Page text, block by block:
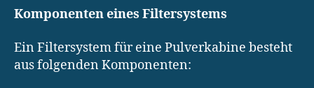
Komponenten eines Filtersystems
Ein Filtersystem für eine Pulverkabine besteht
aus folgenden Komponenten: